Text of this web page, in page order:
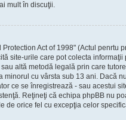
mult în discuţii.
Act of 1998" (Actul penrtu
site-urile care pot colecta
altă metodă legală prin care
cu vârsta sub 13 ani. Dacă
ce se înregistrează - sau acestui
Reţineţi că echipa phpBB nu
de orice fel cu excepţia celor